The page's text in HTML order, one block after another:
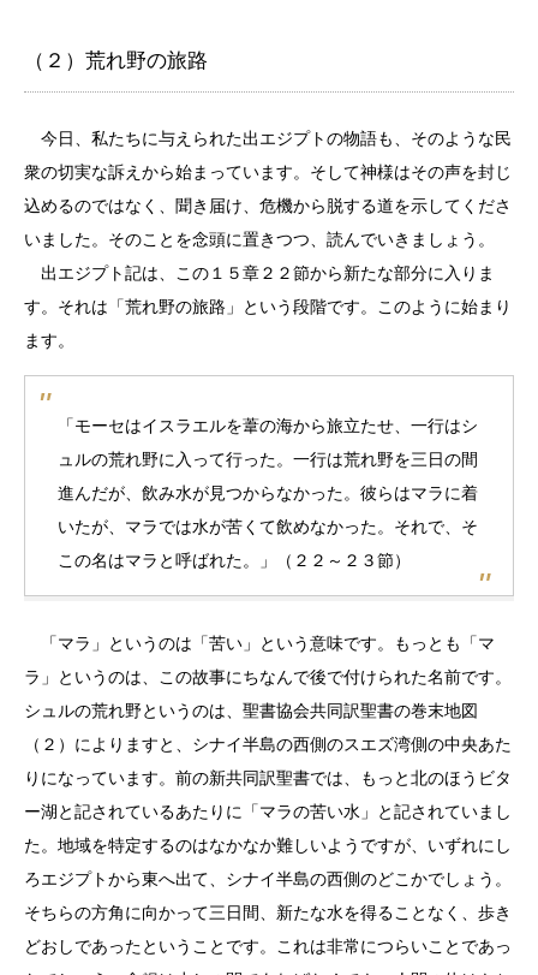
（２）荒れ野の旅路
今日、私たちに与えられた出エジプトの物語も、そのような民
衆の切実な訴えから始まっています。そして神様はその声を封じ
込めるのではなく、聞き届け、危機から脱する道を示してくださ
いました。そのことを念頭に置きつつ、読んでいきましょう。
出エジプト記は、この１５章２２節から新たな部分に入りま
す。それは「荒れ野の旅路」という段階です。このように始まり
ます。
「モーセはイスラエルを葦の海から旅立たせ、一行はシ
ュルの荒れ野に入って行った。一行は荒れ野を三日の間
進んだが、飲み水が見つからなかった。彼らはマラに着
いたが、マラでは水が苦くて飲めなかった。それで、そ
この名はマラと呼ばれた。」（２２～２３節）
「マラ」というのは「苦い」という意味です。もっとも「マ
ラ」というのは、この故事にちなんで後で付けられた名前です。
シュルの荒れ野というのは、聖書協会共同訳聖書の巻末地図
（２）によりますと、シナイ半島の西側のスエズ湾側の中央あた
りになっています。前の新共同訳聖書では、もっと北のほうビタ
ー湖と記されているあたりに「マラの苦い水」と記されていまし
た。地域を特定するのはなかなか難しいようですが、いずれにし
ろエジプトから東へ出て、シナイ半島の西側のどこかでしょう。
そちらの方角に向かって三日間、新たな水を得ることなく、歩き
どおしであったということです。これは非常につらいことであっ